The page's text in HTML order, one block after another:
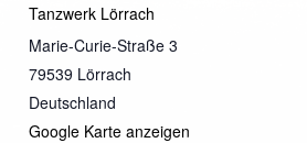
Tanzwerk Lörrach
Marie-Curie-Straße 3
79539 Lörrach
Deutschland
Google Karte anzeigen